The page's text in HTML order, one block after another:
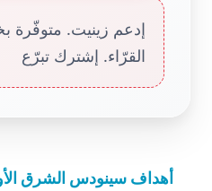
إدعم زينيت. متوفّرة
القرّاء. إشترك تبرّع
أهداف سينودس الشرق